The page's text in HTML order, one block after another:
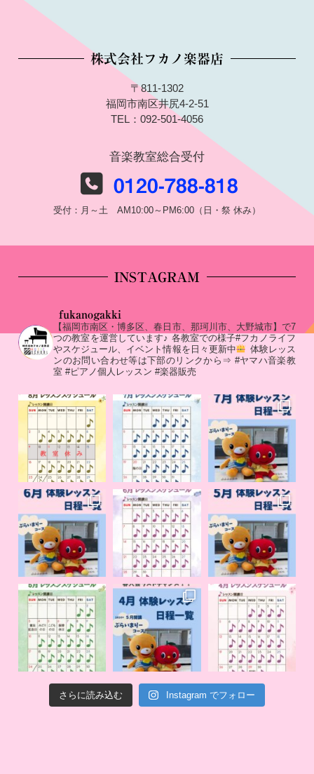
株式会社フカノ楽器店
〒811-1302
福岡市南区井尻4-2-51
TEL：092-501-4056
音楽教室総合受付
0120-788-818
受付：月～土 AM10:00～PM6:00（日・祭 休み）
INSTAGRAM
fukanogakki
【福岡市南区・博多区、春日市、那珂川市、大野城市】で7
つの教室を運営しています♪ 各教室での様子#フカノライフ
やスケジュール、イベント情報を日々更新中
体験レッス
ンのお問い合わせ等は下部のリンクから⇒ #ヤマハ音楽教
室 #ピアノ個人レッスン #楽器販売
さらに読み込む Instagram でフォロー